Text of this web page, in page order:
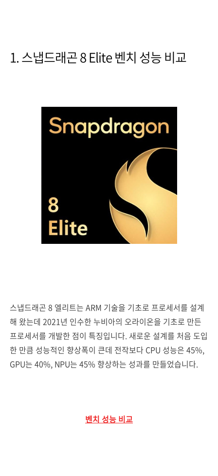
1. 스냅드래곤 8 Elite 벤치 성능 비교
스냅드래곤 8 엘리트는 ARM 기술을 기초로 프로세서를 설계
해 왔는데 2021년 인수한 누비아의 오라이온을 기초로 만든
프로세서를 개발한 점이 특징입니다. 새로운 설계를 처음 도입
한 만큼 성능적인 향상폭이 큰데 전작보다 CPU 성능은 45%,
GPU는 40%, NPU는 45% 향상하는 성과를 만들었습니다.
벤치 성능 비교